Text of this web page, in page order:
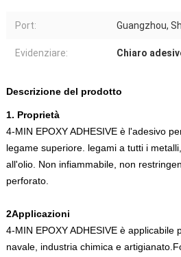
Port: Guangzhou,
Evidenziare: Chiaro
Descrizione del prodotto
1. Proprietà
4-MIN EPOXY ADHESIVE è l'adesivo
legame superiore. legami a tutti i
all'olio. Non infiammabile, non
perforato.
2Applicazioni
4-MIN EPOXY ADHESIVE è
navale, industria chimica e